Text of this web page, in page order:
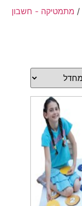
/ מתמטיקה - חשבון